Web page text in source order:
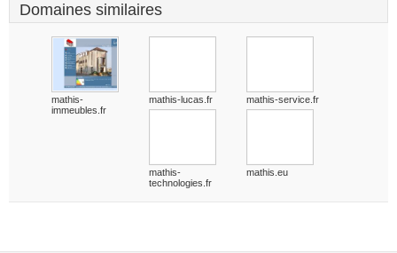
Domaines similaires
mathis-
immeubles.fr
mathis-lucas.fr mathis-service.fr
mathis-
technologies.fr
mathis.eu